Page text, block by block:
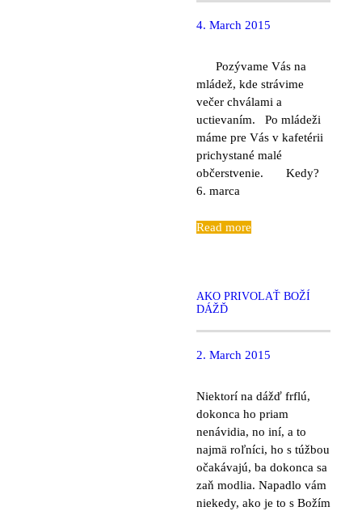
4. March 2015
Pozývame Vás na
mládež, kde strávime
večer chválami a
uctievaním. Po mládeži
máme pre Vás v kafetérii
prichystané malé
občerstvenie. Kedy?
6. marca
Read more
AKO PRIVOLAŤ BOŽÍ
DÁŽĎ
2. March 2015
Niektorí na dážď frflú,
dokonca ho priam
nenávidia, no iní, a to
najmä roľníci, ho s túžbou
očakávajú, ba dokonca sa
zaň modlia. Napadlo vám
niekedy, ako je to s Božím